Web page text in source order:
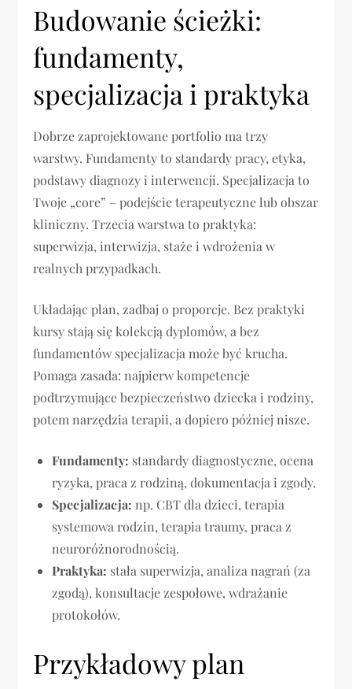
Budowanie ścieżki:
fundamenty,
specjalizacja i praktyka
Dobrze zaprojektowane portfolio ma trzy
warstwy. Fundamenty to standardy pracy, etyka,
podstawy diagnozy i interwencji. Specjalizacja to
Twoje „core” – podejście terapeutyczne lub obszar
kliniczny. Trzecia warstwa to praktyka:
superwizja, interwizja, staże i wdrożenia w
realnych przypadkach.
Układając plan, zadbaj o proporcje. Bez praktyki
kursy stają się kolekcją dyplomów, a bez
fundamentów specjalizacja może być krucha.
Pomaga zasada: najpierw kompetencje
podtrzymujące bezpieczeństwo dziecka i rodziny,
potem narzędzia terapii, a dopiero później nisze.
Fundamenty: standardy diagnostyczne, ocena
ryzyka, praca z rodziną, dokumentacja i zgody.
Specjalizacja: np. CBT dla dzieci, terapia
systemowa rodzin, terapia traumy, praca z
neuroróżnorodnością.
Praktyka: stała superwizja, analiza nagrań (za
zgodą), konsultacje zespołowe, wdrażanie
protokołów.
Przykładowy plan